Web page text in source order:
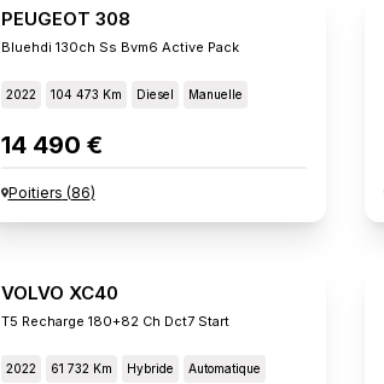
PEUGEOT 308
Bluehdi 130ch Ss Bvm6 Active Pack
2022 104 473 Km Diesel Manuelle
14 490 €
Poitiers (86)
VOLVO XC40
T5 Recharge 180+82 Ch Dct7 Start
2022 61 732 Km Hybride Automatique